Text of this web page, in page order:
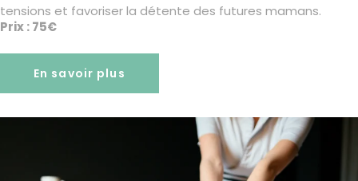
tensions et favoriser la détente des futures mamans.
Prix : 75€
En savoir plus